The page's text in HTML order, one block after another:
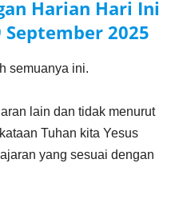
Harian Hari Ini
September 2025
semuanya ini.
lain dan tidak menurut
Tuhan kita Yesus
yang sesuai dengan